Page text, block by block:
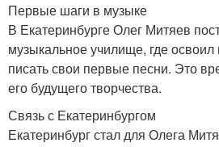
Первые шаги в музыке
В Екатеринбурге Олег Митяев
музыкальное училище, где освоил
писать свои первые песни. Это
его будущего творчества.
Связь с Екатеринбургом
Екатеринбург стал для Олега